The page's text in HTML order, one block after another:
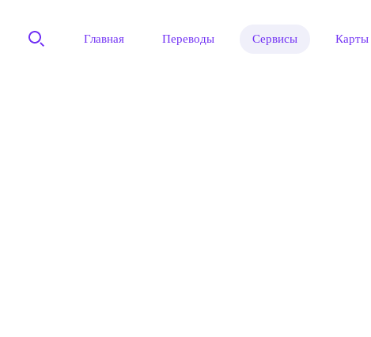
Главная Переводы Сервисы Карты